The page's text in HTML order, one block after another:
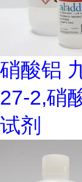
硝酸铝
27-2,硝
试剂